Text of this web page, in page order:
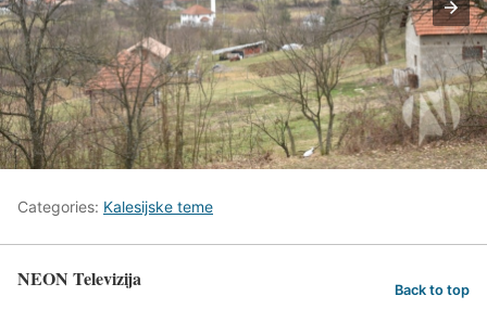
Categories: Kalesijske teme
NEON Televizija Back to top